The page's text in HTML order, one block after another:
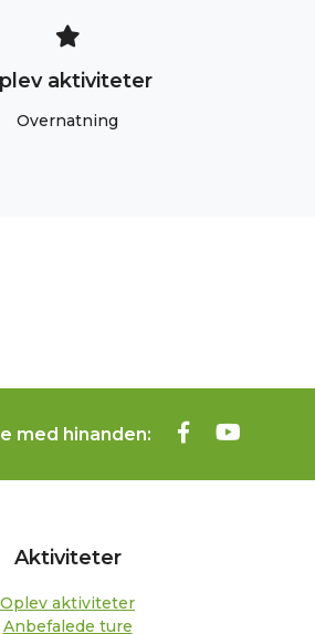
aktiviteter
Overnatning
med hinanden:
Aktiviteter
Oplev aktiviteter
Anbefalede ture